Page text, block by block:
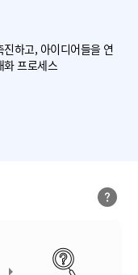
하고, 아이디어들을 연
화 프로세스